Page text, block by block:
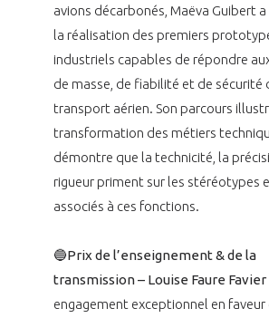
avions décarbonés, Maëva Guibert
la réalisation des premiers
industriels capables de répondre
de masse, de fiabilité et de sécurité
transport aérien. Son parcours
transformation des métiers
démontre que la technicité, la
rigueur priment sur les stéréotypes
associés à ces fonctions.
🔵Prix de l’enseignement & de la
transmission – Louise Faure Favier
engagement exceptionnel en faveur